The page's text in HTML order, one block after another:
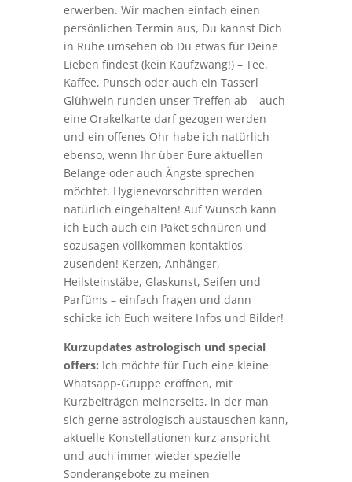
erwerben. Wir machen einfach einen
persönlichen Termin aus, Du kannst Dich
in Ruhe umsehen ob Du etwas für Deine
Lieben findest (kein Kaufzwang!) – Tee,
Kaffee, Punsch oder auch ein Tasserl
Glühwein runden unser Treffen ab – auch
eine Orakelkarte darf gezogen werden
und ein offenes Ohr habe ich natürlich
ebenso, wenn Ihr über Eure aktuellen
Belange oder auch Ängste sprechen
möchtet. Hygienevorschriften werden
natürlich eingehalten! Auf Wunsch kann
ich Euch auch ein Paket schnüren und
sozusagen vollkommen kontaktlos
zusenden! Kerzen, Anhänger,
Heilsteinstäbe, Glaskunst, Seifen und
Parfüms – einfach fragen und dann
schicke ich Euch weitere Infos und Bilder!
Kurzupdates astrologisch und special
offers: Ich möchte für Euch eine kleine
Whatsapp-Gruppe eröffnen, mit
Kurzbeiträgen meinerseits, in der man
sich gerne astrologisch austauschen kann,
aktuelle Konstellationen kurz anspricht
und auch immer wieder spezielle
Sonderangebote zu meinen